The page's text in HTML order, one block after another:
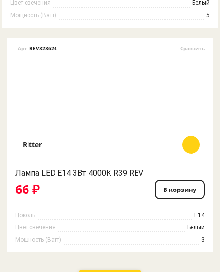
Цвет свечения
Белый
Мощность (Ватт)
5
Арт REV323624 Сравнить
Ritter
Лампа LED E14 3Вт 4000К R39 REV
66 ₽ В корзину
Цоколь
E14
Цвет свечения
Белый
Мощность (Ватт)
3